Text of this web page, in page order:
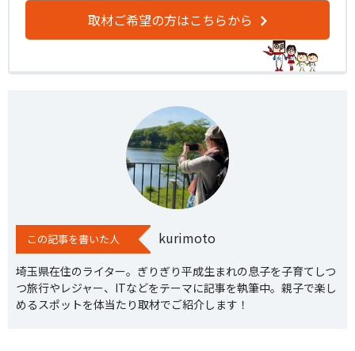
取材ご希望の方はこちらから
この記事を書いた人 kurimoto
埼玉県在住のライター。ぎりぎり平成生まれの息子を子育てしつ
つ旅行やレジャー、ITなどをテーマに記事を執筆中。親子で楽し
めるスポットを体当たり取材でご紹介します！